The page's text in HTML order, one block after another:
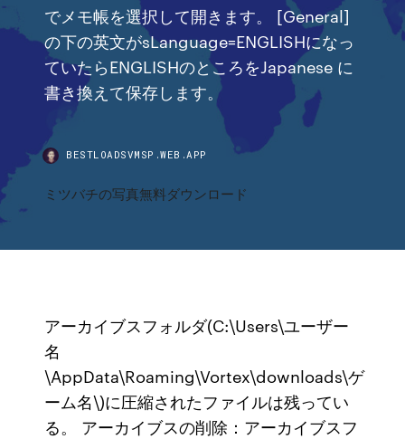
でメモ帳を選択して開きます。 [General]
の下の英文がsLanguage=ENGLISHになっ
ていたらENGLISHのところをJapanese に
書き換えて保存します。
BESTLOADSVMSP.WEB.APP
ミツバチの写真無料ダウンロード
アーカイブスフォルダ(C:\Users\ユーザー
名
\AppData\Roaming\Vortex\downloads\ゲ
ーム名\)に圧縮されたファイルは残ってい
る。 アーカイブスの削除：アーカイブスフ